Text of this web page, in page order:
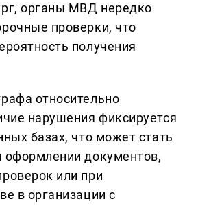
органы МВД нередко
проверки, что
получения
относительно
нарушения фиксируется
базах, что может стать
оформлении документов,
или при
в организации с